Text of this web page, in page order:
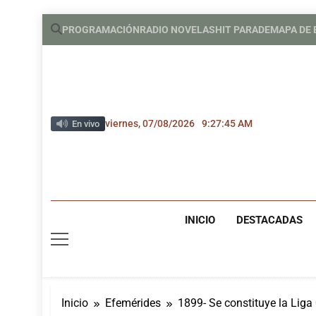
Saltar
PROGRAMACIÓNRADIO NOVELASHIT PARADEMAPA DE
En vivo viernes, 07/08/2026 9:27:46 AM
INICIO DESTACADAS
Inicio Efemérides 1899- Se constituye la